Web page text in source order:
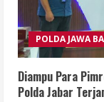
POLDA JAWA
Diampu Para
Polda Jabar